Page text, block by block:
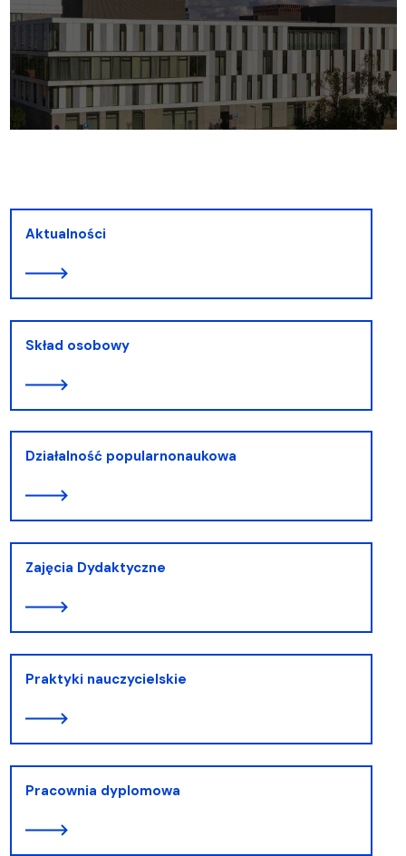
Aktualności
Skład osobowy
Działalność popularnonaukowa
Zajęcia Dydaktyczne
Praktyki nauczycielskie
Pracownia dyplomowa